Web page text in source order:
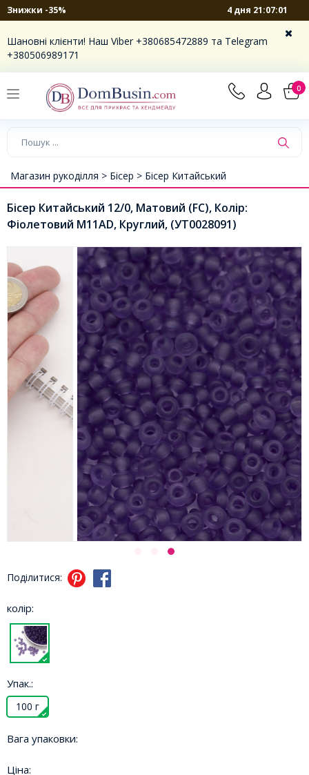
Знижки -35% 4 дня 21:07:01
Шановні клієнти! Наш Viber +380685472889 та Telegram
+380506989171
0
Магазин рукоділля > Бісер > Бісер Китайський
Бісер Китайський 12/0, Матовий (FC), Колір:
Фіолетовий M11AD, Круглий, (УТ0028091)
Поділитися:
колір:
Упак.:
100 г
Вага упаковки:
Ціна: